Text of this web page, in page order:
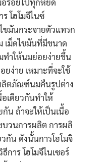
โฮโมจีไนซ์
ขมันกระจายตัวแทรก
เม็ดไขมันที่มีขนาด
ทำให้นมย่อยง่ายขึ้น
ง่าย เหมาะที่จะใช้
ตภัณฑ์นมคืนรูปต่าง
เดียวกันทำให้
น ถ้าจะให้เป็นเนื้อ
บวนการผลิต การผลิ
กัน ดังนั้นการโฮโมจิ
การ โฮโมจีไนเซอร์